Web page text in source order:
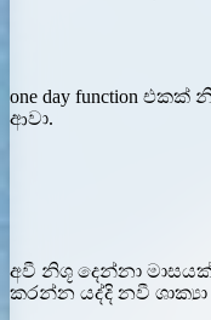
one day function
ආවා.
අවී නිශූ දෙන්නා මාසයක්
කරන්න යද්දි නවී